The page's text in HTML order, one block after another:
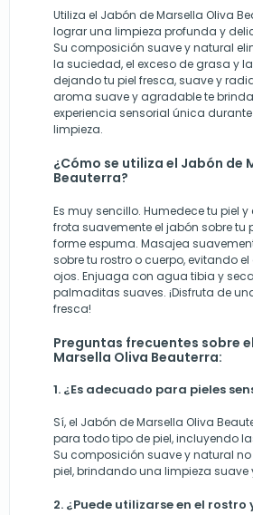
Utiliza el Jabón de Marsella Oliva
lograr una limpieza profunda y
Su composición suave y natural
la suciedad, el exceso de grasa y
dejando tu piel fresca, suave y
aroma suave y agradable te
experiencia sensorial única
limpieza.
¿Cómo se utiliza el Jabón de
Beauterra?
Es muy sencillo. Humedece tu piel
frota suavemente el jabón sobre tu
forme espuma. Masajea
sobre tu rostro o cuerpo, evitando
ojos. Enjuaga con agua tibia y
palmaditas suaves. ¡Disfruta de
fresca!
Preguntas frecuentes sobre
Marsella Oliva Beauterra:
1. ¿Es adecuado para pieles
Sí, el Jabón de Marsella Oliva
para todo tipo de piel, incluyendo
Su composición suave y natural
piel, brindando una limpieza suave
2. ¿Puede utilizarse en el rostro